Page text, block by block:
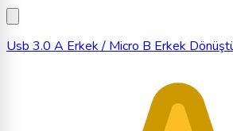
Usb 3.0 A Erkek / Micro B Erkek